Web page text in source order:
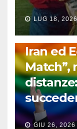
LUG 18, 2026
FUORI DAL
Iran ed
Match”,
GIU 26, 2026